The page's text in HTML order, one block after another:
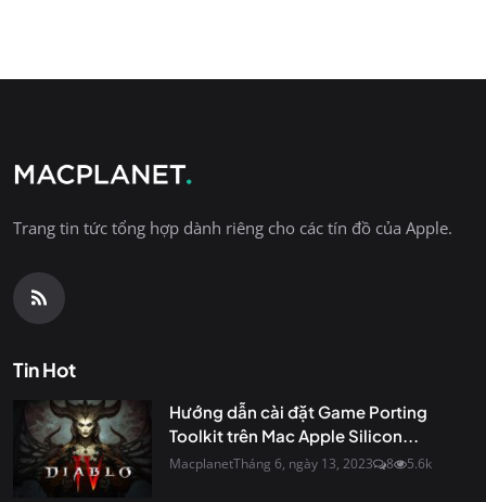
Trang tin tức tổng hợp dành riêng cho các tín đồ của Apple.
Tin Hot
Hướng dẫn cài đặt Game Porting
Toolkit trên Mac Apple Silicon...
MacplanetTháng 6, ngày 13, 2023 8 5.6k